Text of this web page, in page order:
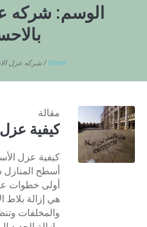
الوسم: شركه
Home
/شركه عزل
مقالة
كيفية
كيفية عزل
أسطح المنازل
أولى خطوات
هي إزالة بلاط
والمخلفات